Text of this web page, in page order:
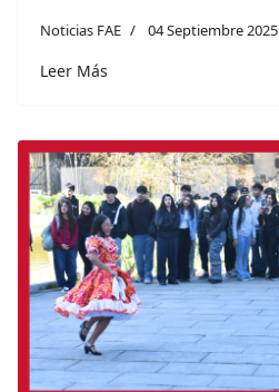
Noticias FAE 04 Septiembre 2025
Leer Más